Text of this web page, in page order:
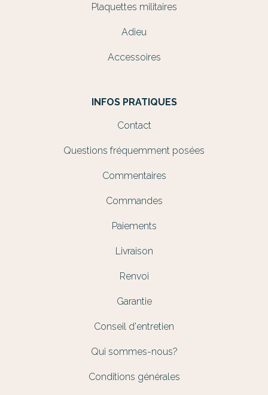
Plaquettes militaires
Adieu
Accessoires
INFOS PRATIQUES
Contact
Questions fréquemment posées
Commentaires
Commandes
Paiements
Livraison
Renvoi
Garantie
Conseil d'entretien
Qui sommes-nous?
Conditions générales